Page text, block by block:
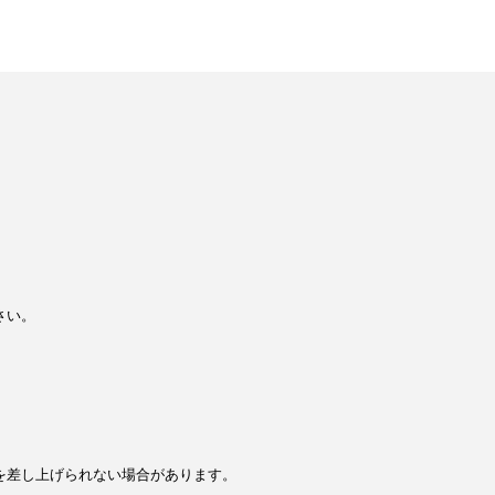
。
し上げられない場合があります。